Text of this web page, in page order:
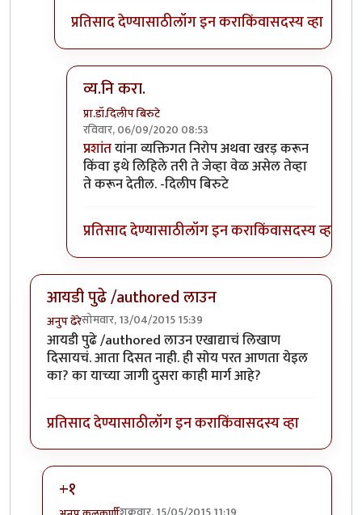
प्रतिसाद देण्यासाठीलॉग इन कराकिंवासदस्य व्हा
व्य.नि करा.
प्रा.डॉ.दिलीप बिरुटे
रविवार, 06/09/2020 08:53
In reply toUser name changebyOnShree
प्रशांतयांना व्यक्तिगत निरोप अथवा खरड़ करून
किंवा इथे लिहिले तरी ते जेव्हा वेळ असेल तेव्हा
ते करून देतील. -दिलीप बिरुटे
प्रतिसाद देण्यासाठीलॉग इन कराकिंवासदस्य व्हा
आयडी पुढे /authored लाउन
अनुप ढेरेसोमवार, 13/04/2015 15:39
आयडी पुढे /authored लाउन एखाद्याचं लिखाण
दिसायचं. आता दिसत नाही. ही सोय परत आणता येइल
का? का याच्या जागी दुसरा काही मार्ग आहे?
प्रतिसाद देण्यासाठीलॉग इन कराकिंवासदस्य व्हा
+१